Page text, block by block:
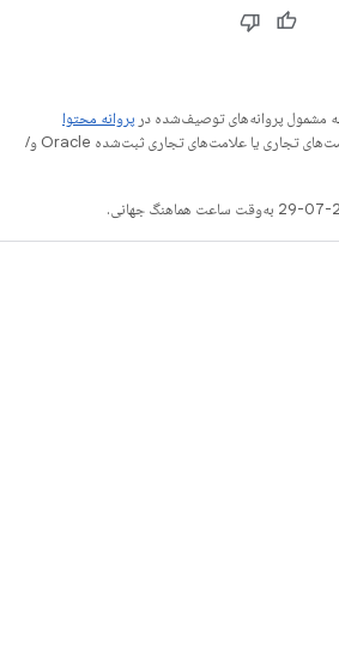
مشمول پروانه‌های توصیف‌شده در پروانه محتوا
هستند. جاوا و OpenJDK علامت‌های تجاری یا علامت‌های تجاری ثبت‌شده Oracle و/